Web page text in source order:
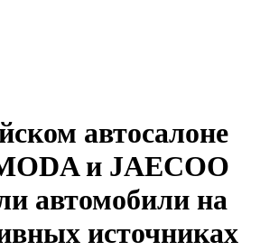
автосалоне
и JAECOO
автомобили на
источниках